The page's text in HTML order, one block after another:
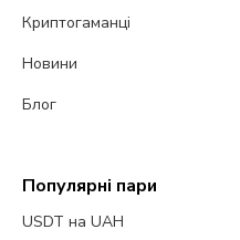
Криптогаманці
Новини
Блог
Популярні пари
USDT на UAH